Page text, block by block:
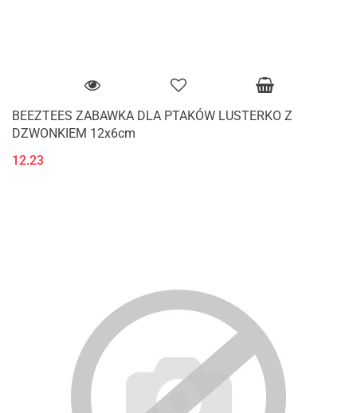
BEEZTEES ZABAWKA DLA PTAKÓW LUSTERKO Z
DZWONKIEM 12x6cm
12.23